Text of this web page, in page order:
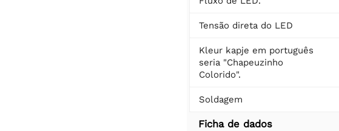
Tensão direta do LED
Kleur kapje em português
seria "Chapeuzinho
Colorido".
Soldagem
Ficha de dados